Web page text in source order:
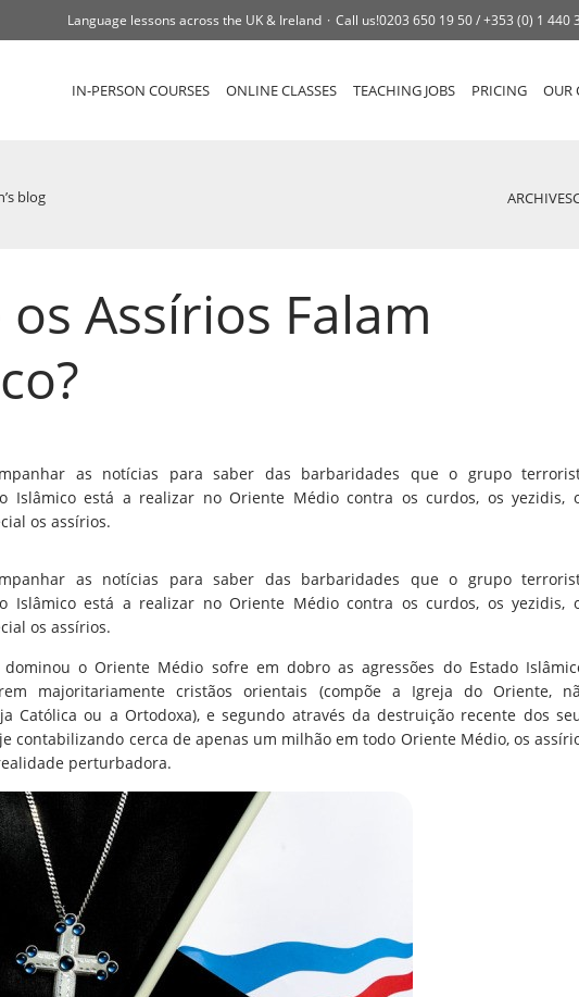
Language lessons across the UK & Ireland Call us!0203 650 19 50 /+353 (0) 1 440
IN-PERSON COURSES ONLINE CLASSES TEACHING JOBS PRICING OUR
blog ARCHIVES
Assírios Falam
as notícias para saber das barbaridades que o grupo
Islâmico está a realizar no Oriente Médio contra os curdos, os yezidis,
os assírios.
as notícias para saber das barbaridades que o grupo
Islâmico está a realizar no Oriente Médio contra os curdos, os yezidis,
os assírios.
o Oriente Médio sofre em dobro as agressões do Estado
majoritariamente cristãos orientais (compõe a Igreja do Oriente,
Católica ou a Ortodoxa), e segundo através da destruição recente dos
contabilizando cerca de apenas um milhão em todo Oriente Médio, os
perturbadora.